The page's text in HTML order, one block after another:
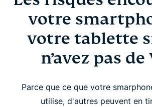
votre
votre tablette
n’avez pas de
Parce que ce que votre
utilise, d'autres peuvent en